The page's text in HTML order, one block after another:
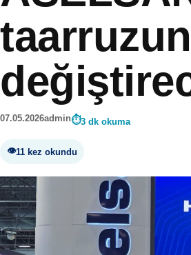
07.05.2026admin 3 dk okuma
11 kez okundu